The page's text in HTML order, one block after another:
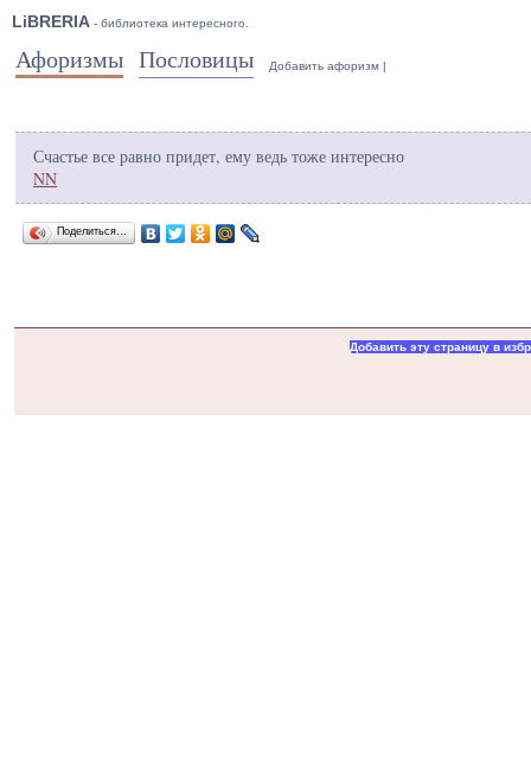
LiBRERIA - библиотека интересного.
Афоризмы Пословицы Добавить афоризм |
Счастье все равно придет, ему ведь тоже интересно
NN
Поделиться…
Добавить эту страницу в